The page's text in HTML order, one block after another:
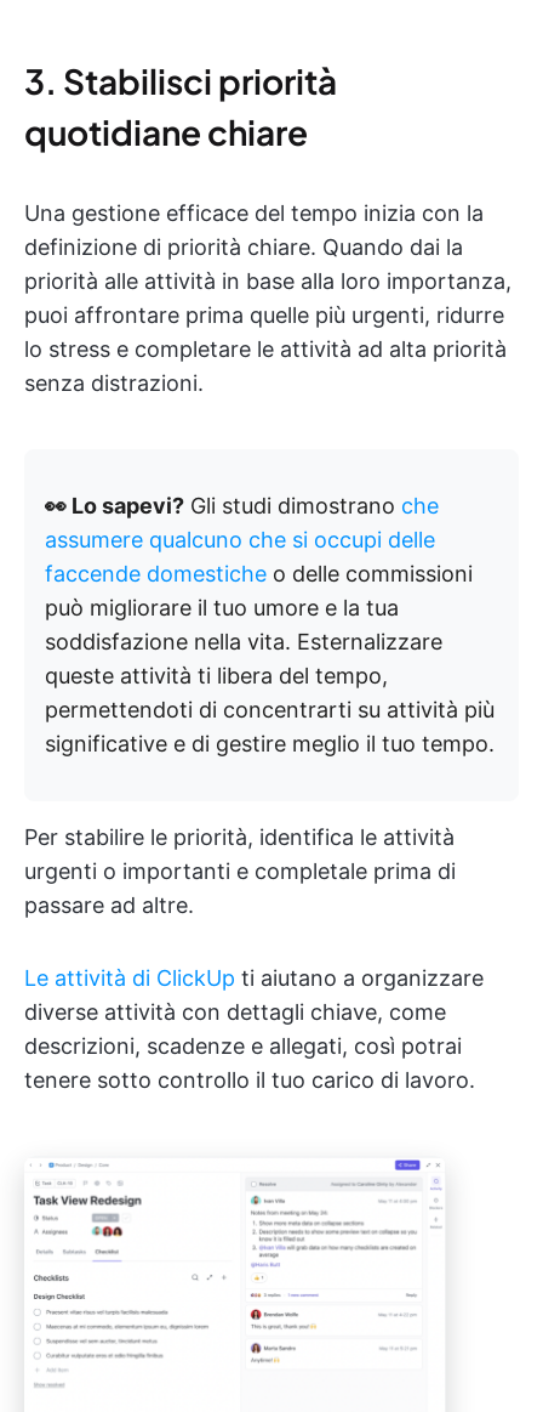
3. Stabilisci priorità
quotidiane chiare
Una gestione efficace del tempo inizia con la
definizione di priorità chiare. Quando dai la
priorità alle attività in base alla loro importanza,
puoi affrontare prima quelle più urgenti, ridurre
lo stress e completare le attività ad alta priorità
senza distrazioni.
👀 Lo sapevi? Gli studi dimostrano che
assumere qualcuno che si occupi delle
faccende domestiche o delle commissioni
può migliorare il tuo umore e la tua
soddisfazione nella vita. Esternalizzare
queste attività ti libera del tempo,
permettendoti di concentrarti su attività più
significative e di gestire meglio il tuo tempo.
Per stabilire le priorità, identifica le attività
urgenti o importanti e completale prima di
passare ad altre.
Le attività di ClickUp ti aiutano a organizzare
diverse attività con dettagli chiave, come
descrizioni, scadenze e allegati, così potrai
tenere sotto controllo il tuo carico di lavoro.